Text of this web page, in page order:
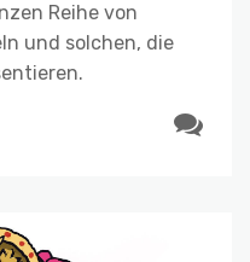
Reihe von
und solchen, die